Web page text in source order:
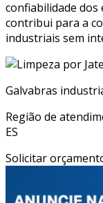
confiabilidade dos
contribui para a
industriais sem
Galvabras
Região de
ES
Solicitar